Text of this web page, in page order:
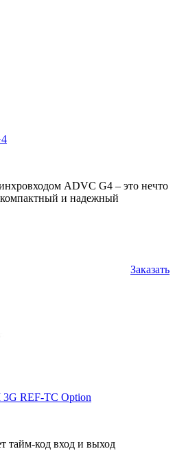
ADVC G4 – это нечто
и надежный
Заказать
3G REF-TC Option
тайм-код вход и выход